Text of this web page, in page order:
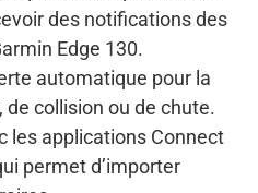
des notifications des
Edge 130.
automatique pour la
, de collision ou de chute.
les applications Connect
permet d’importer